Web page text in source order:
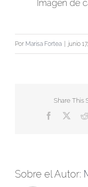
Imagen de
Por Marisa Fortea junio
Share This
Facebook
Sobre el Autor: